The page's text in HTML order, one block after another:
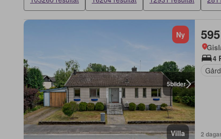
5bilder
Ny
Villa
4
Gård
2